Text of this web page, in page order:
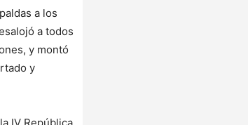
a los
a todos
y montó
y